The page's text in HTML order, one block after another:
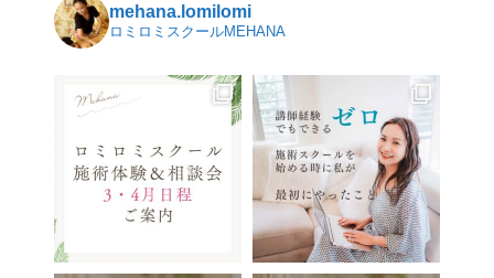
mehana.lomilomi
ロミロミスクールMEHANA